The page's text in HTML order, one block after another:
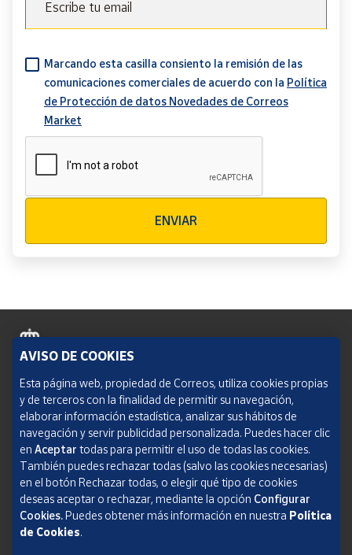
Escribe tu email
Marcando esta casilla consiento la remisión de las
comunicaciones comerciales de acuerdo con la Política
de Protección de datos Novedades de Correos
Market
ENVIAR
Política de cookies
Aviso legal
Condiciones del servicio
Política de Privacidad Web
Informe de transparencia
SOCIEDAD ESTATAL CORREOS Y TELÉGRAFOS, S.A., S.M.E. Todos los derechos
AVISO DE COOKIES
Esta página web, propiedad de Correos, utiliza cookies propias
y de terceros con la finalidad de permitir su navegación,
elaborar información estadística, analizar sus hábitos de
navegación y servir publicidad personalizada. Puedes hacer clic
en Aceptar todas para permitir el uso de todas las cookies.
También puedes rechazar todas (salvo las cookies necesarias)
en el botón Rechazar todas, o elegir qué tipo de cookies
deseas aceptar o rechazar, mediante la opción Configurar
Cookies.Puedes obtener más información en nuestra Política
de Cookies.